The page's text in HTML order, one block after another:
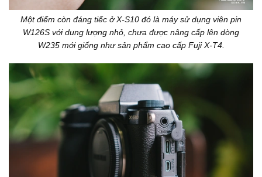
Một điểm còn đáng tiếc ở X-S10 đó là máy sử dụng viên pin
W126S với dung lượng nhỏ, chưa được nâng cấp lên dòng
W235 mới giống như sản phẩm cao cấp Fuji X-T4.